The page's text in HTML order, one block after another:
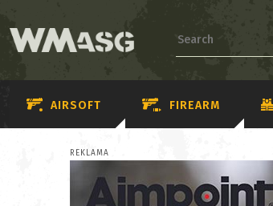
AIRSOFT FIREARM
REKLAMA